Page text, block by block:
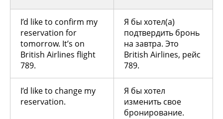
I’d like to confirm my
reservation for
tomorrow. It’s on
British Airlines flight
789.
Я бы хотел(а)
подтвердить бронь
на завтра. Это
British Airlines, рейс
789.
I’d like to change my
reservation.
Я бы хотел
изменить свое
бронирование.